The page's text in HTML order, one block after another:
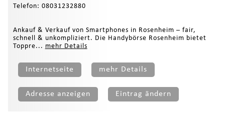
Telefon: 08031232880
Ankauf & Verkauf von Smartphones in Rosenheim – fair,
schnell & unkompliziert. Die Handybörse Rosenheim bietet
Toppre... mehr Details
Internetseite mehr Details
Adresse anzeigen Eintrag ändern